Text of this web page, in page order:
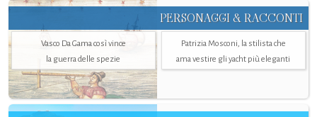
PERSONAGGI & RACCONTI
Vasco Da Gama così vince
la guerra delle spezie
Patrizia Mosconi, la stilista che
ama vestire gli yacht più eleganti